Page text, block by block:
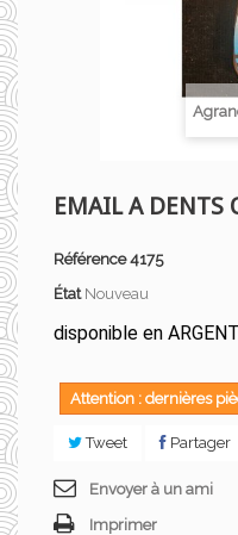
EMAIL A DENTS
Référence 4175
État Nouveau
disponible en
Attention : dernières
Tweet Partager
Envoyer à un ami
Imprimer